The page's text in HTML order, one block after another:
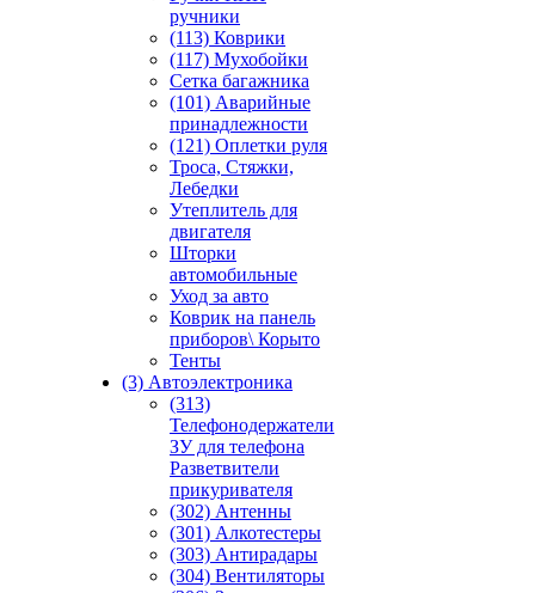
ручники
(113) Коврики
(117) Мухобойки
Сетка багажника
(101) Аварийные
принадлежности
(121) Оплетки руля
Троса, Стяжки,
Лебедки
Утеплитель для
двигателя
Шторки
автомобильные
Уход за авто
Коврик на панель
приборов\ Корыто
Тенты
(3) Автоэлектроника
(313)
Телефонодержатели
ЗУ для телефона
Разветвители
прикуривателя
(302) Антенны
(301) Алкотестеры
(303) Антирадары
(304) Вентиляторы